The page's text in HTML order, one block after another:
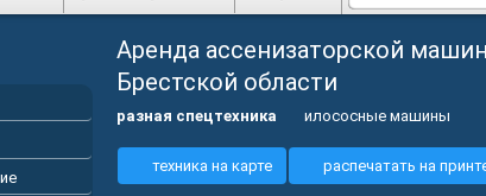
Аренда ассенизаторской
Брестской области
разная спецтехника илососные машины
техника на карте распечатать на